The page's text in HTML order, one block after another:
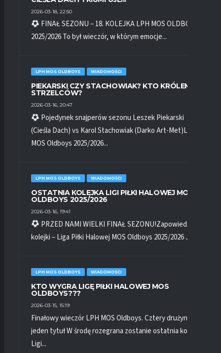
2026-03-18, 22:50
FINAŁ SEZONU – 18. KOLEJKA LPH MOS OLDBOYS
2025/2026 To był wieczór, w którym emocje...
LPH MOS OLDBOYS WIADOMOŚCI
PIEKARSKI CZY STACHOWIAK? KTO KRÓLEM
STRZELCÓW?
2026-03-16, 20:47
Pojedynek snajperów sezonu Leszek Piekarski
(Cieśla Dach) vs Karol Stachowiak (Darko Art-Met)LPH
MOS Oldboys 2025/2026...
LPH MOS OLDBOYS WIADOMOŚCI
OSTATNIA KOLEJKA LIGI PIŁKI HALOWEJ MOS
OLDBOYS 2025/2026
2026-03-16, 19:41
PRZED NAMI WIELKI FINAŁ SEZONU!Zapowiedź 18.
kolejki – Liga Piłki Halowej MOS Oldboys 2025/2026 Już...
LPH MOS OLDBOYS WIADOMOŚCI
KTO WYGRA LIGĘ PIŁKI HALOWEJ MOS
OLDBOYS???
2026-03-15, 15:19
Finałowy wieczór LPH MOS Oldboys. Cztery drużyny,
jeden tytuł W środę rozegrana zostanie ostatnia kolejka
Ligi...